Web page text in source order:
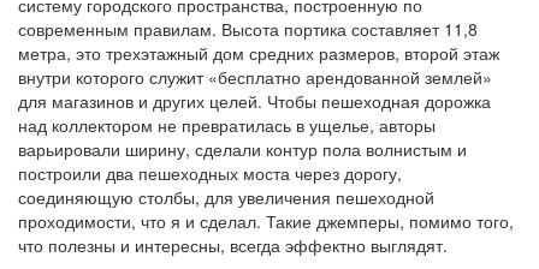
современным правилам. Высота портика составляет 11,8
метра, это трехэтажный дом средних размеров, второй этаж
внутри которого служит «бесплатно арендованной землей»
для магазинов и других целей. Чтобы пешеходная дорожка
над коллектором не превратилась в ущелье, авторы
варьировали ширину, сделали контур пола волнистым и
построили два пешеходных моста через дорогу,
соединяющую столбы, для увеличения пешеходной
проходимости, что я и сделал. Такие джемперы, помимо того,
что полезны и интересны, всегда эффектно выглядят.